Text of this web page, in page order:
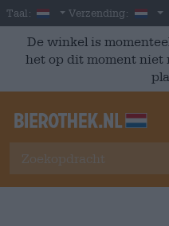
Skip to main content
Taal: Dutch
Verzending:
De winkel is
het op dit moment niet